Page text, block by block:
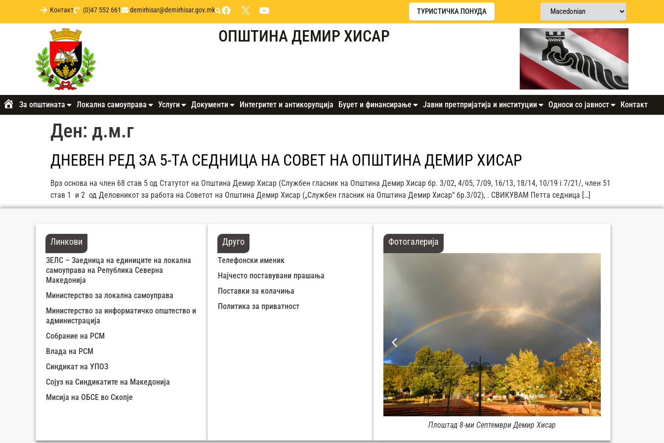
Контакт (0)47 552 661 demirhisar@demirhisar.gov.mk ТУРИСТИЧКА ПОНУДА
ОПШТИНА ДЕМИР ХИСАР
ПочетнаЗа општината Локална самоуправа Услуги Документи Интегритет и антикорупција Буџет и финансирање Јавни претпријатија и институции Односи со јавност Контакт
Ден: д.м.г
ДНЕВЕН РЕД ЗА 5-ТА СЕДНИЦА НА СОВЕТ НА ОПШТИНА ДЕМИР ХИСАР
Врз основа на член 68 став 5 од Статутот на Општина Демир Хисар (Службен гласник на Општина Демир Хисар бр. 3/02, 4/05, 7/09, 16/13, 18/14, 10/19 i 7/21/, член 51
став 1 и 2 од Деловникот за работа на Советот на Општина Демир Хисар („Службен гласник на Општина Демир Хисар“ бр.3/02), . СВИКУВАМ Петта седница […]
Линкови
ЗЕЛС – Заедница на единиците на локална
самоуправа на Република Северна
Македонија
Министерство за локална самоуправа
Министерство за информатичко општество и
администрација
Собрание на РСМ
Влада на РСМ
Синдикат на УПОЗ
Сојуз на Синдикатите на Македонија
Мисија на ОБСЕ во Скопје
Друго
Телефонски именик
Најчесто поставувани прашања
Поставки за колачиња
Политика за приватност
Фотогалерија
Плоштад 8-ми Септември Демир Хисар